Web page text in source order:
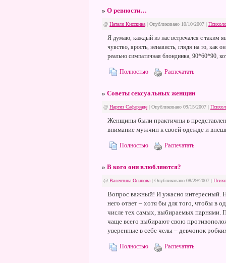
» О ревности…
@ Натали Кисскина | Опубликовано 10/10/2007 |
Я думаю, каждый из нас встречался с таким
чувство, ярость, ненависть, глядя на то, как
реально симпатичная блондинка, 90*60*90,
Полностью Распечатать
» Cоветы сексуальных женщин
@ Наргиз Сафарзаде | Опубликовано 09/15/2007 |
Женщины были практичны в
внимание мужчин к своей одежде и
Полностью Распечатать
» В кого они влюбляются?
@ Валентина Осипова| Опубликовано 08/29/2007 |
Вопрос важный! И ужасно интересный.
него ответ – хотя бы для того, чтобы в
числе тех самых, выбираемых парнями.
чаще всего выбирают свою
уверенные в себе челы – девчонок
Полностью Распечатать